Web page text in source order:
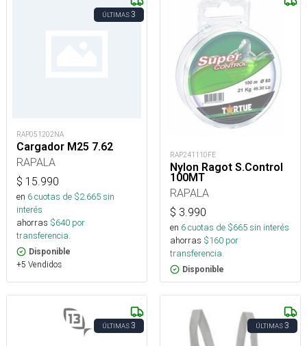
ÚLTIMAS3
RAP051202NA
Cargador M25 7.62
RAPALA
$ 15.990
en 6cuotas de $2.665sin
interés
ahorras $640 por
transferencia.
Disponible
+5 Vendidos
RAP241110FE
Nylon Ragot S.Control
100MT
RAPALA
$ 3.990
en 6cuotas de $665sin interés
ahorras $160 por
transferencia.
Disponible
ÚLTIMAS3 ÚLTIMAS3